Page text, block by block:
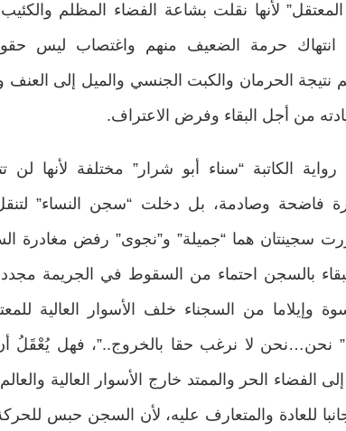
لأنها نقلت بشاعة الفضاء المظلم والكئيب
انتهاك حرمة الضعيف منهم واغتصاب ليس
نتيجة الحرمان والكبت الجنسي والميل إلى العنف
من أجل البقاء وفرض الاعتراف.
الكاتبة “سناء أبو شرار” مختلفة لأنها
فاضحة وصادمة، بل دخلت “سجن النساء” لتنقل
سجينتان هما “جميلة” و”نجوى” رفض مغادرة
بالسجن احتماء من السقوط في الجريمة
وإيلاما من السجناء خلف الأسوار العالية
نحن…نحن لا نرغب حقا بالخروج..”، فهل يُعْقَلُ
الفضاء الحر والممتد خارج الأسوار العالية
للعادة والمتعارف عليه، لأن السجن حبس